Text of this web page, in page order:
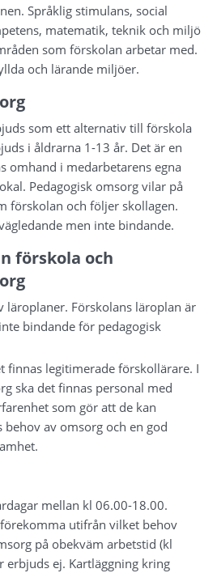
Språklig stimulans, social
matematik, teknik och miljö
som förskolan arbetar med.
och lärande miljöer.
som ett alternativ till förskola
i åldrarna 1-13 år. Det är en
omhand i medarbetarens egna
Pedagogisk omsorg vilar på
förskolan och följer skollagen.
men inte bindande.
förskola och
läroplaner. Förskolans läroplan är
bindande för pedagogisk
finnas legitimerade förskollärare. I
ska det finnas personal med
som gör att de kan
av omsorg och en god
mellan kl 06.00-18.00.
utifrån vilket behov
på obekväm arbetstid (kl
erbjuds ej. Kartläggning kring